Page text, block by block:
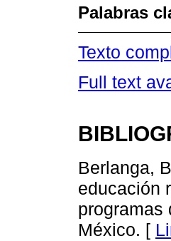
Palabras
Texto
Full text
Berlanga,
educación
programas
México. [